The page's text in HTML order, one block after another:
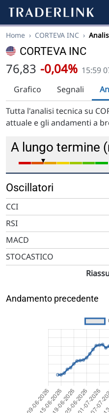
Home › CORTEVA INC ›
CORTEVA INC
76,83 -0,04% 15:59
Grafico
Segnali
Tutta l'analisi tecnica su
attuale e gli andamenti a
A lungo termine
Oscillatori
CCI
RSI
MACD
STOCASTICO
Andamento precedente